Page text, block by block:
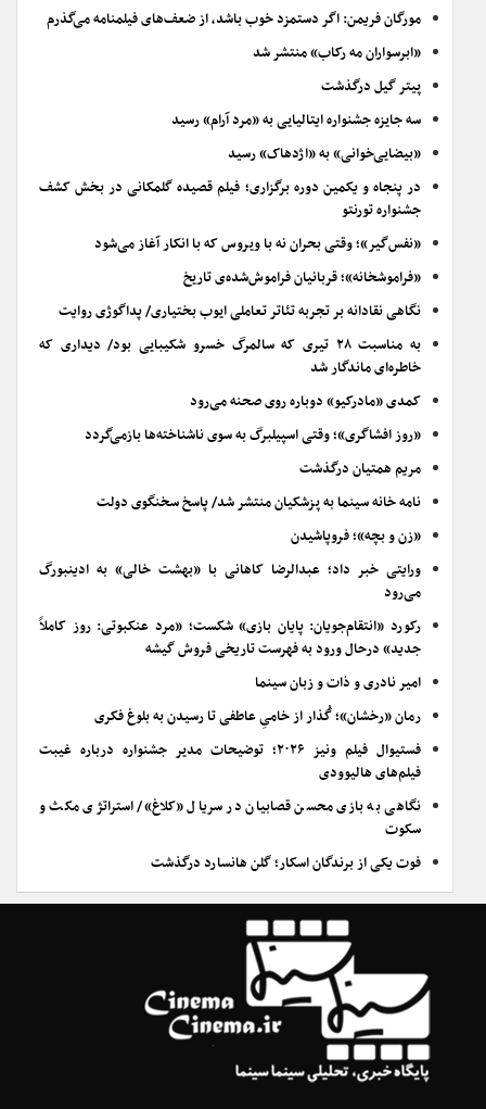
مورگان فریمن: اگر دستمزد خوب باشد، از ضعف‌های فیلمنامه می‌گذرم
«ابرسواران مه رکاب» منتشر شد
پیتر گیل درگذشت
سه جایزه جشنواره ایتالیایی به «مرد آرام» رسید
«بیضایی‌خوانی» به «اژدهاک» رسید
در پنجاه و یکمین دوره برگزاری؛ فیلم قصیده گلمکانی در بخش کشف
جشنواره تورنتو
«نفس‌گیر»؛ وقتی بحران نه با ویروس که با انکار آغاز می‌شود
«فراموشخانه»؛ قربانیان فراموش‌شده‌ی تاریخ
نگاهی نقادانه بر تجربه تئاتر تعاملی ایوب بختیاری/ پداگوژی روایت
به مناسبت ۲۸ تیری که سالمرگ خسرو شکیبایی بود/ دیداری که
خاطره‌ای ماندگار شد
کمدی «مادرکیو» دوباره روی صحنه می‌رود
«روز افشاگری»؛ وقتی اسپیلبرگ به سوی ناشناخته‌ها بازمی‌گردد
مریم همتیان درگذشت
نامه خانه سینما به پزشکیان منتشر شد/ پاسخ سخنگوی دولت
«زن و بچه»؛ فروپاشیدن
ورایتی خبر داد؛ عبدالرضا کاهانی با «بهشت خالی» به ادینبورگ
می‌رود
رکورد «انتقام‌جویان: پایان بازی» شکست؛ «مرد عنکبوتی: روز کاملاً
جدید» درحال ورود به فهرست تاریخی فروش گیشه
امیر نادری و ذات و زبان سینما
رمان «رخشان»؛ گُذار از خامیِ عاطفی تا رسیدن به بلوغ فکری
فستیوال فیلم ونیز ۲۰۲۶؛ توضیحات مدیر جشنواره درباره غیبت
فیلم‌های هالیوودی
نگاهی به بازی محسن قصابیان در سریال «کلاغ»/ استراتژی مکث و
سکوت
فوت یکی از برندگان اسکار؛ گلن هانسارد درگذشت